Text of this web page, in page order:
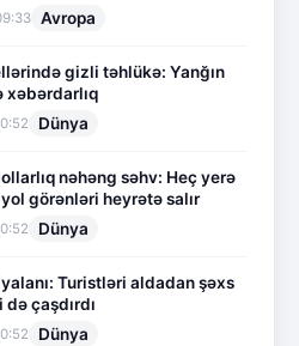
Avropa
gizli təhlükə: Yanğın
xəbərdarlıq
Dünya
nəhəng səhv: Heç yerə
görənləri heyrətə salır
Dünya
Turistləri aldadan şəxs
çaşdırdı
Dünya